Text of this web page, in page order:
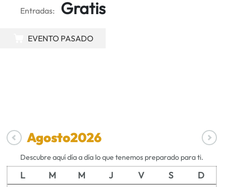
Entradas: Gratis
EVENTO PASADO
Agosto2026
Descubre aquí día a día lo que tenemos preparado para ti.
L M M J V S D